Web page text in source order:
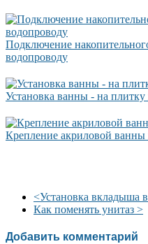
Подключение
водопроводу
Установка ванны - на
Крепление акриловой ванны
<Установка вкладыша
Как поменять унитаз >
Добавить комментарий